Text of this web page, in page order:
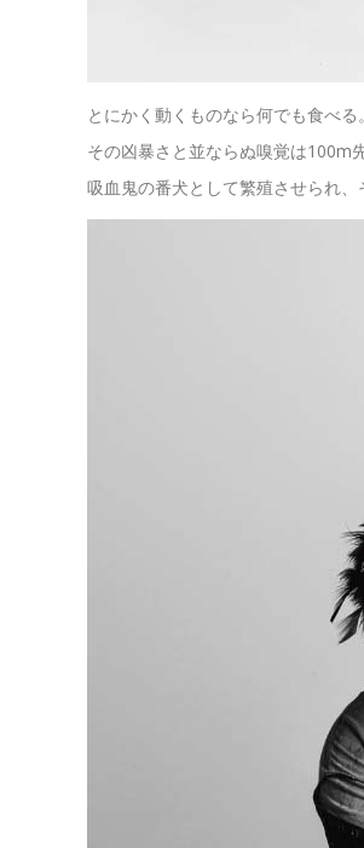
とにかく動くものなら何でも食べる。
その凶暴さと並ならぬ嗅覚は100m
吸血鬼の番犬として繁殖させられ、